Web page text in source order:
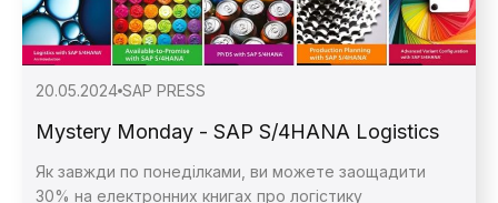
20.05.2024 SAP PRESS
Mystery Monday - SAP S/4HANA Logistics
Як завжди по понеділками, ви можете заощадити
30% на електронних книгах про логістику